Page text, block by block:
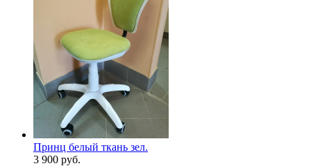
Принц белый ткань зел.
3 900 руб.